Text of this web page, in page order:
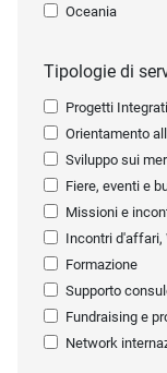
Oceania
Tipologie di
Progetti
Orientamento
Sviluppo sui
Fiere, eventi e
Missioni e
Incontri d'affari,
Formazione
Supporto
Fundraising e
Network